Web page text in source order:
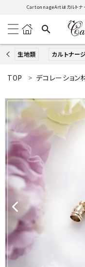
CartonnageArtはカルトナ
search
生地類 カルトナー
ACCOUNT MENU
ようこそ ゲスト 様
ログイン
生地類
カルトナージュ
金具・パーツ類
フルキット
TOP デコレーション